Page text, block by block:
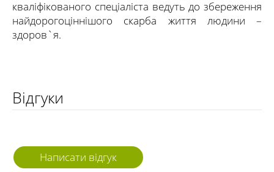
кваліфікованого спеціаліста ведуть до збереження
найдорогоціннішого скарба життя людини –
здоров`я.
Відгуки
Написати відгук